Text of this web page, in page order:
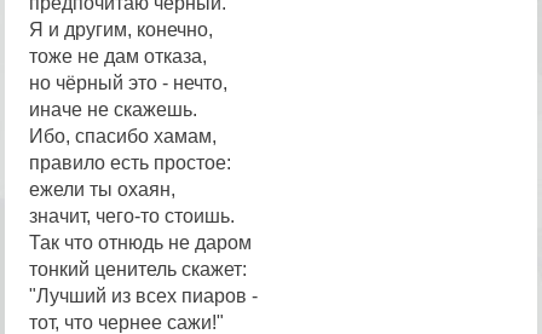
Я и другим, конечно,
тоже не дам отказа,
но чёрный это - нечто,
иначе не скажешь.
Ибо, спасибо хамам,
правило есть простое:
ежели ты охаян,
значит, чего-то стоишь.
Так что отнюдь не даром
тонкий ценитель скажет:
"Лучший из всех пиаров -
тот, что чернее сажи!"